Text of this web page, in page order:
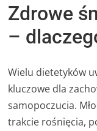
Zdrowe
–
Wielu dietetyków
kluczowe dla
samopoczucia.
trakcie rośnięcia,